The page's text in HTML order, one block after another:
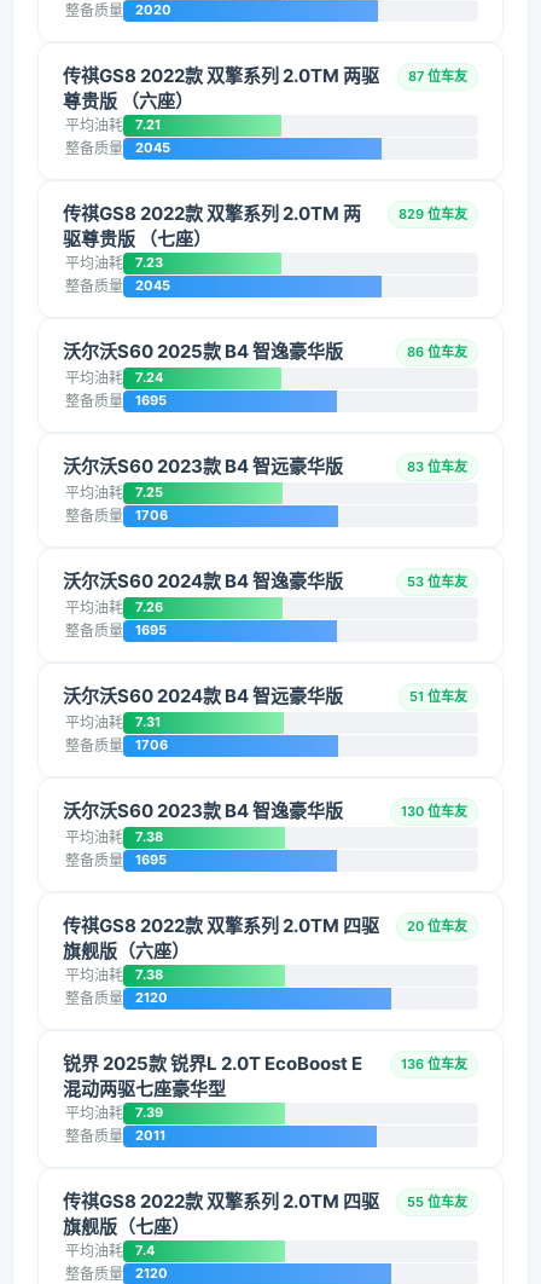
整备质量 2020
传祺GS8 2022款 双擎系列 2.0TM 两驱
尊贵版 （六座）
87 位车友
平均油耗 7.21
整备质量 2045
传祺GS8 2022款 双擎系列 2.0TM 两
驱尊贵版 （七座）
829 位车友
平均油耗 7.23
整备质量 2045
沃尔沃S60 2025款 B4 智逸豪华版 86 位车友
平均油耗 7.24
整备质量 1695
沃尔沃S60 2023款 B4 智远豪华版 83 位车友
平均油耗 7.25
整备质量 1706
沃尔沃S60 2024款 B4 智逸豪华版 53 位车友
平均油耗 7.26
整备质量 1695
沃尔沃S60 2024款 B4 智远豪华版 51 位车友
平均油耗 7.31
整备质量 1706
沃尔沃S60 2023款 B4 智逸豪华版 130 位车友
平均油耗 7.38
整备质量 1695
传祺GS8 2022款 双擎系列 2.0TM 四驱
旗舰版（六座）
20 位车友
平均油耗 7.38
整备质量 2120
锐界 2025款 锐界L 2.0T EcoBoost E
混动两驱七座豪华型
136 位车友
平均油耗 7.39
整备质量 2011
传祺GS8 2022款 双擎系列 2.0TM 四驱
旗舰版（七座）
55 位车友
平均油耗 7.4
整备质量 2120